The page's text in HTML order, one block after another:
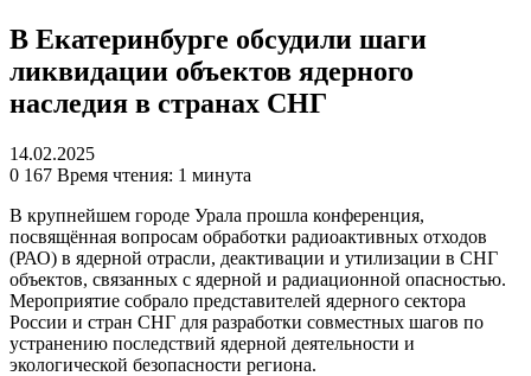
В Екатеринбурге обсудили шаги
ликвидации объектов ядерного
наследия в странах СНГ
14.02.2025
0 167 Время чтения: 1 минута
В крупнейшем городе Урала прошла конференция,
посвящённая вопросам обработки радиоактивных отходов
(РАО) в ядерной отрасли, деактивации и утилизации в СНГ
объектов, связанных с ядерной и радиационной опасностью.
Мероприятие собрало представителей ядерного сектора
России и стран СНГ для разработки совместных шагов по
устранению последствий ядерной деятельности и
экологической безопасности региона.